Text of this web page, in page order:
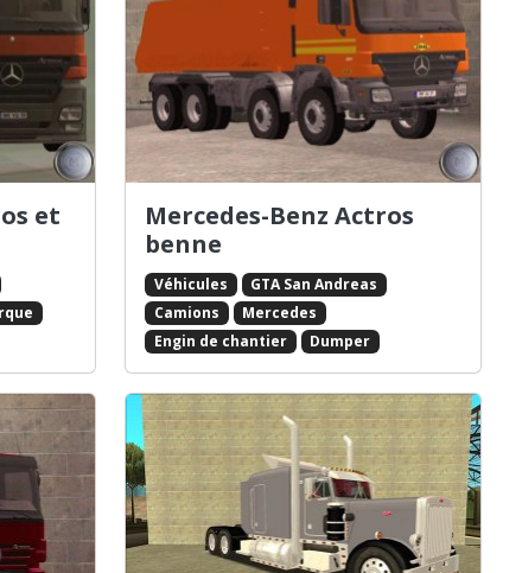
et
Mercedes-Benz Actros
benne
Véhicules
GTA San Andreas
Camions
Mercedes
Engin de chantier
Dumper